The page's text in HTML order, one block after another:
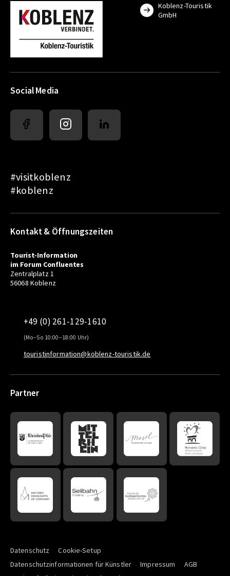
Koblenz-Touristik
GmbH
Social Media
#visitkoblenz
#koblenz
Kontakt & Öffnungszeiten
Tourist-Information
im Forum Confluentes
Zentralplatz 1
56068 Koblenz
+49 (0) 261-129-1610
(Mo–So 10:00–18:00 Uhr)
touristinformation@koblenz-touristik.de
Partner
Datenschutz
Cookie-Setup
Datenschutzinformationen für Künstler
Impressum
AGB